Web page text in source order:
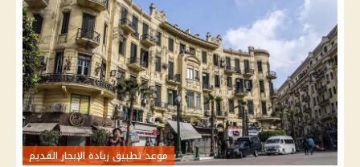
موعد تطبيق زيادة الإيجار القديم